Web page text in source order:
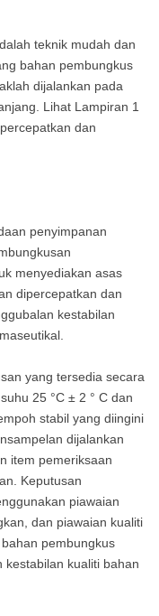
teknik mudah dan
bahan pembungkus
dijalankan pada
Lihat Lampiran 1
dan
penyimpanan
menyediakan asas
dipercepatkan dan
kestabilan
yang tersedia secara
25 °C ± 2 ° C dan
stabil yang diingini
dijalankan
item pemeriksaan
Keputusan
piawaian
dan piawaian kualiti
pembungkus
kualiti bahan